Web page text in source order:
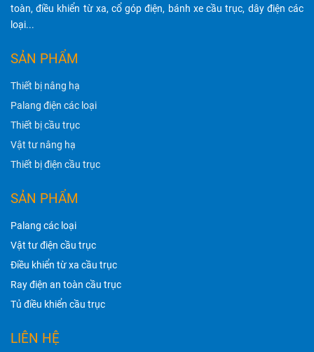
toàn, điều khiển từ xa, cổ góp điện, bánh xe cầu trục, dây điện các
loại...
SẢN PHẨM
Thiết bị nâng hạ
Palang điện các loại
Thiết bị cầu trục
Vật tư nâng hạ
Thiết bị điện cầu trục
SẢN PHẨM
Palang các loại
Vật tư điện cầu trục
Điều khiển từ xa cầu trục
Ray điện an toàn cầu trục
Tủ điều khiển cầu trục
LIÊN HỆ